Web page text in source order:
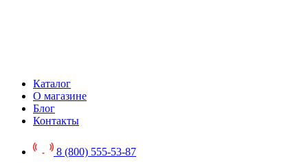
Каталог
О магазине
Блог
Контакты
8 (800) 555-53-87